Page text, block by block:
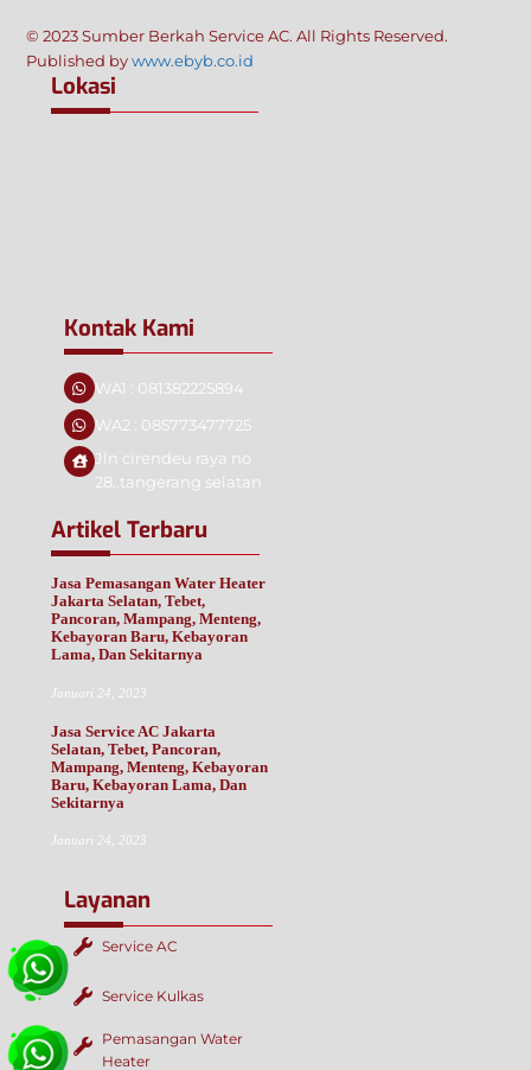
© 2023 Sumber Berkah Service AC. All Rights Reserved.
Published bywww.ebyb.co.id
Lokasi
Kontak Kami
WA1 : 081382225894
WA2 : 085773477725
Jln cirendeu raya no
28..tangerang selatan
Artikel Terbaru
Jasa Pemasangan Water Heater
Jakarta Selatan, Tebet,
Pancoran, Mampang, Menteng,
Kebayoran Baru, Kebayoran
Lama, Dan Sekitarnya
Januari 24, 2023
Jasa Service AC Jakarta
Selatan, Tebet, Pancoran,
Mampang, Menteng, Kebayoran
Baru, Kebayoran Lama, Dan
Sekitarnya
Januari 24, 2023
Layanan
Service AC
Service Kulkas
Pemasangan Water
Heater